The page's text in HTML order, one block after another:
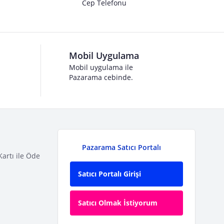
Cep Telefonu
Mobil Uygulama
Mobil uygulama ile
Pazarama cebinde.
ile Öde
Pazarama Satıcı Portalı
Satıcı Portalı Girişi
Satıcı Olmak İstiyorum